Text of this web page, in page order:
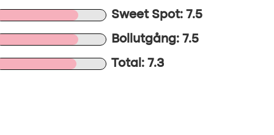
Sweet Spot: 7.5
Bollutgång: 7.5
Total: 7.3